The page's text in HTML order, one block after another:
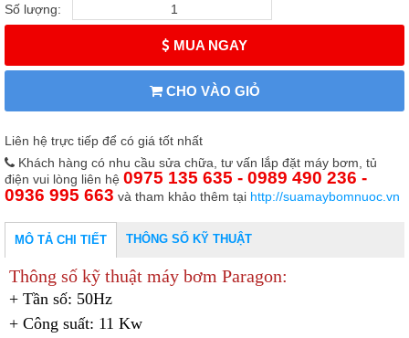
Số lượng:
MUA NGAY
CHO VÀO GIỎ
Liên hệ trực tiếp để có giá tốt nhất
Khách hàng có nhu cầu sửa chữa, tư vấn lắp đặt máy bơm, tủ
điện vui lòng liên hệ 0975 135 635 - 0989 490 236 -
0936 995 663 và tham khảo thêm tại http://suamaybomnuoc.vn
MÔ TẢ CHI TIẾT THÔNG SỐ KỸ THUẬT
Thông số kỹ thuật máy bơm Paragon:
+ Tần số: 50Hz
+ Công suất: 11 Kw